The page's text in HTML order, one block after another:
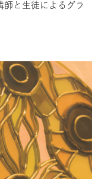
師と生徒によるグラ